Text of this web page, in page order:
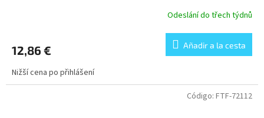
Odeslání do třech týdnů
12,86 € Añadir a la cesta
Nižší cena po přihlášení
Código: FTF-72112